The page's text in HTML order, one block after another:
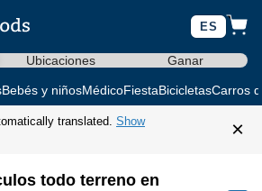
ES
Ubicaciones Ganar
Bebés y niñosMédicoFiestaBicicletasCarros
translated. Show
×
todo terreno en